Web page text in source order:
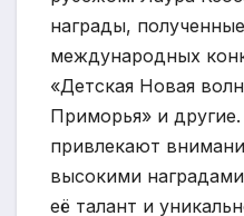
награды,
международных
«Детская Новая
Приморья» и
привлекают
высокими
её талант и